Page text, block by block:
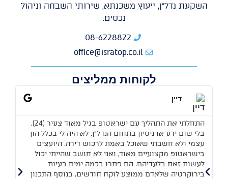
השקעת נדל"ן, ייעוץ משכנתא, שירותי השבחה וניהול
נכסים.
08-6228822
office@isratop.co.il
לקוחות ממליצים
דיין
התחלתי את התהליך עם ישראטופ בגיל מאוד צעיר (24),
בלי שום ידע או ניסיון בתחום הנדל"ן. לא היה לי בכלל הון
עצמי ולא חשבתי שאוכל באמת לרכוש דירה. היועצים
בישראטופ מקצועיים מאוד, ואני לא חושב שהייתי יכול
לעשות זאת בלעדיהם. הם פתרו בכמה ימים בעיות
בירוקרטיה שלאדם ממוצע לוקח חודשים, בנוסף התכנון